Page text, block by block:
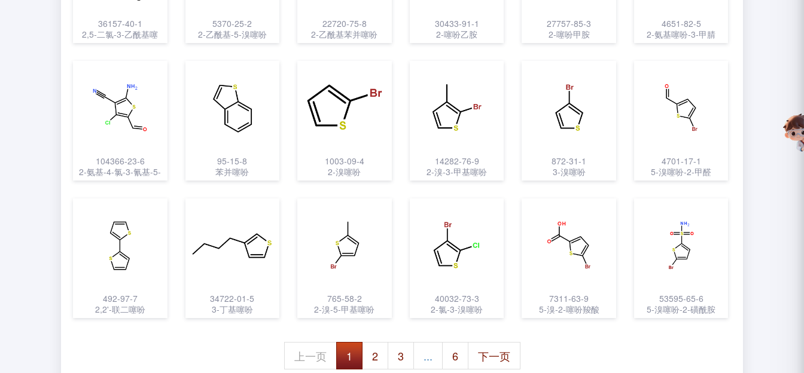
36157-40-1
2,5-二氯-3-乙酰基噻
5370-25-2
2-乙酰基-5-溴噻吩
22720-75-8
2-乙酰基苯并噻吩
30433-91-1
2-噻吩乙胺
27757-85-3
2-噻吩甲胺
4651-82-5
2-氨基噻吩-3-甲腈
104366-23-6
2-氨基-4-氯-3-氰基-5-
95-15-8
苯并噻吩
1003-09-4
2-溴噻吩
14282-76-9
2-溴-3-甲基噻吩
872-31-1
3-溴噻吩
4701-17-1
5-溴噻吩-2-甲醛
492-97-7
2,2'-联二噻吩
34722-01-5
3-丁基噻吩
765-58-2
2-溴-5-甲基噻吩
40032-73-3
2-氯-3-溴噻吩
7311-63-9
5-溴-2-噻吩羧酸
53595-65-6
5-溴噻吩-2-磺酰胺
上一页 1 2 3 ... 6 下一页